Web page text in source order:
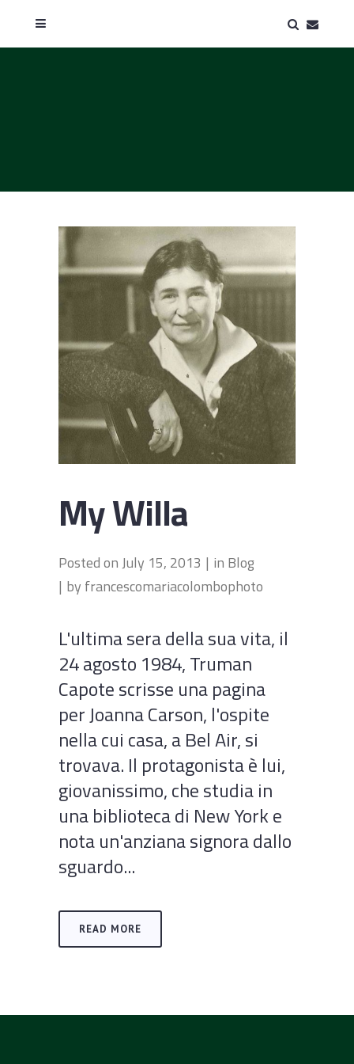
My Willa
Posted onJuly 15, 2013 in Blog
by francescomariacolombophoto
L'ultima sera della sua vita, il
24 agosto 1984, Truman
Capote scrisse una pagina
per Joanna Carson, l'ospite
nella cui casa, a Bel Air, si
trovava. Il protagonista è lui,
giovanissimo, che studia in
una biblioteca di New York e
nota un'anziana signora dallo
sguardo...
READ MORE